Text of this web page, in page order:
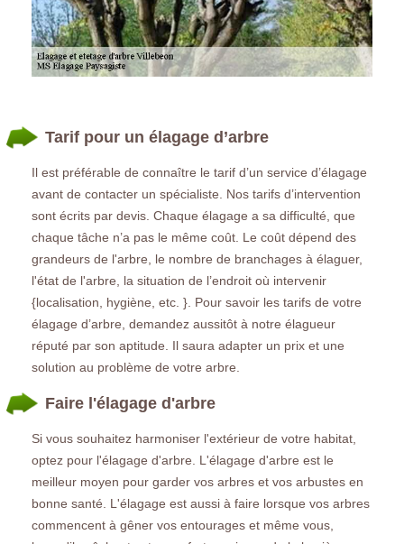
Tarif pour un élagage d’arbre
Il est préférable de connaître le tarif d’un service d’élagage
avant de contacter un spécialiste. Nos tarifs d’intervention
sont écrits par devis. Chaque élagage a sa difficulté, que
chaque tâche n’a pas le même coût. Le coût dépend des
grandeurs de l'arbre, le nombre de branchages à élaguer,
l'état de l'arbre, la situation de l’endroit où intervenir
{localisation, hygiène, etc. }. Pour savoir les tarifs de votre
élagage d’arbre, demandez aussitôt à notre élagueur
réputé par son aptitude. Il saura adapter un prix et une
solution au problème de votre arbre.
Faire l'élagage d'arbre
Si vous souhaitez harmoniser l'extérieur de votre habitat,
optez pour l'élagage d'arbre. L'élagage d'arbre est le
meilleur moyen pour garder vos arbres et vos arbustes en
bonne santé. L'élagage est aussi à faire lorsque vos arbres
commencent à gêner vos entourages et même vous,